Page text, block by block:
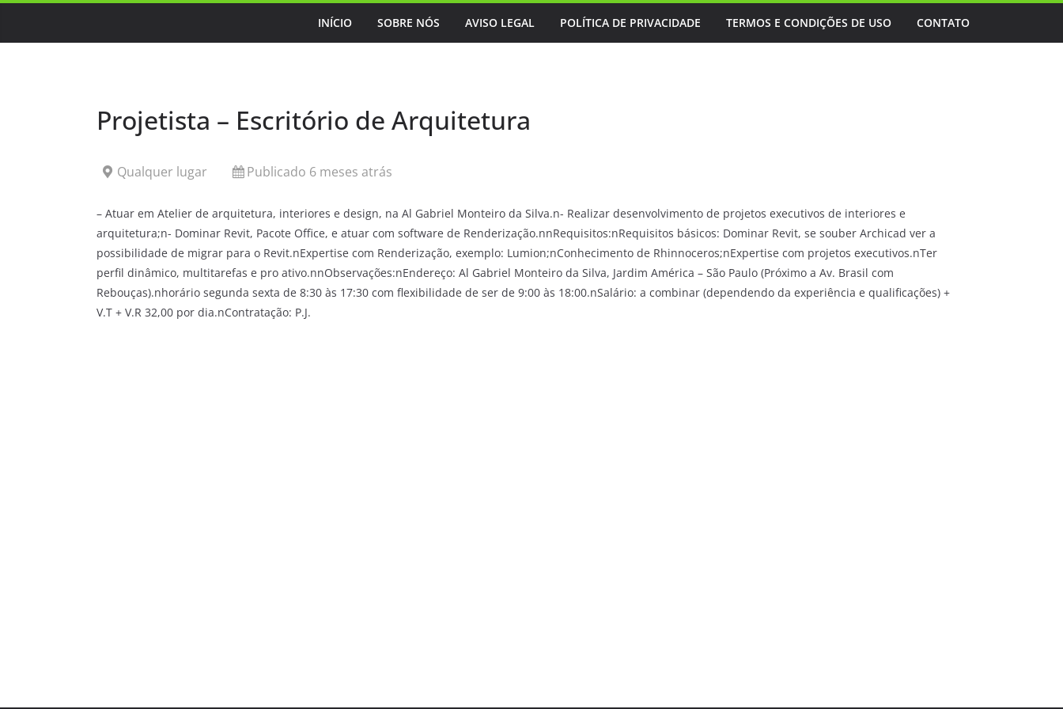
INÍCIO SOBRE NÓS AVISO LEGAL POLÍTICA DE PRIVACIDADE TERMOS E CONDIÇÕES DE USO CONTATO
Projetista – Escritório de Arquitetura
Qualquer lugar Publicado 6 meses atrás
– Atuar em Atelier de arquitetura, interiores e design, na Al Gabriel Monteiro da Silva.n- Realizar desenvolvimento de projetos executivos de interiores e
arquitetura;n- Dominar Revit, Pacote Office, e atuar com software de Renderização.nnRequisitos:nRequisitos básicos: Dominar Revit, se souber Archicad ver a
possibilidade de migrar para o Revit.nExpertise com Renderização, exemplo: Lumion;nConhecimento de Rhinnoceros;nExpertise com projetos executivos.nTer
perfil dinâmico, multitarefas e pro ativo.nnObservações:nEndereço: Al Gabriel Monteiro da Silva, Jardim América – São Paulo (Próximo a Av. Brasil com
Rebouças).nhorário segunda sexta de 8:30 às 17:30 com flexibilidade de ser de 9:00 às 18:00.nSalário: a combinar (dependendo da experiência e qualificações) +
V.T + V.R 32,00 por dia.nContratação: P.J.